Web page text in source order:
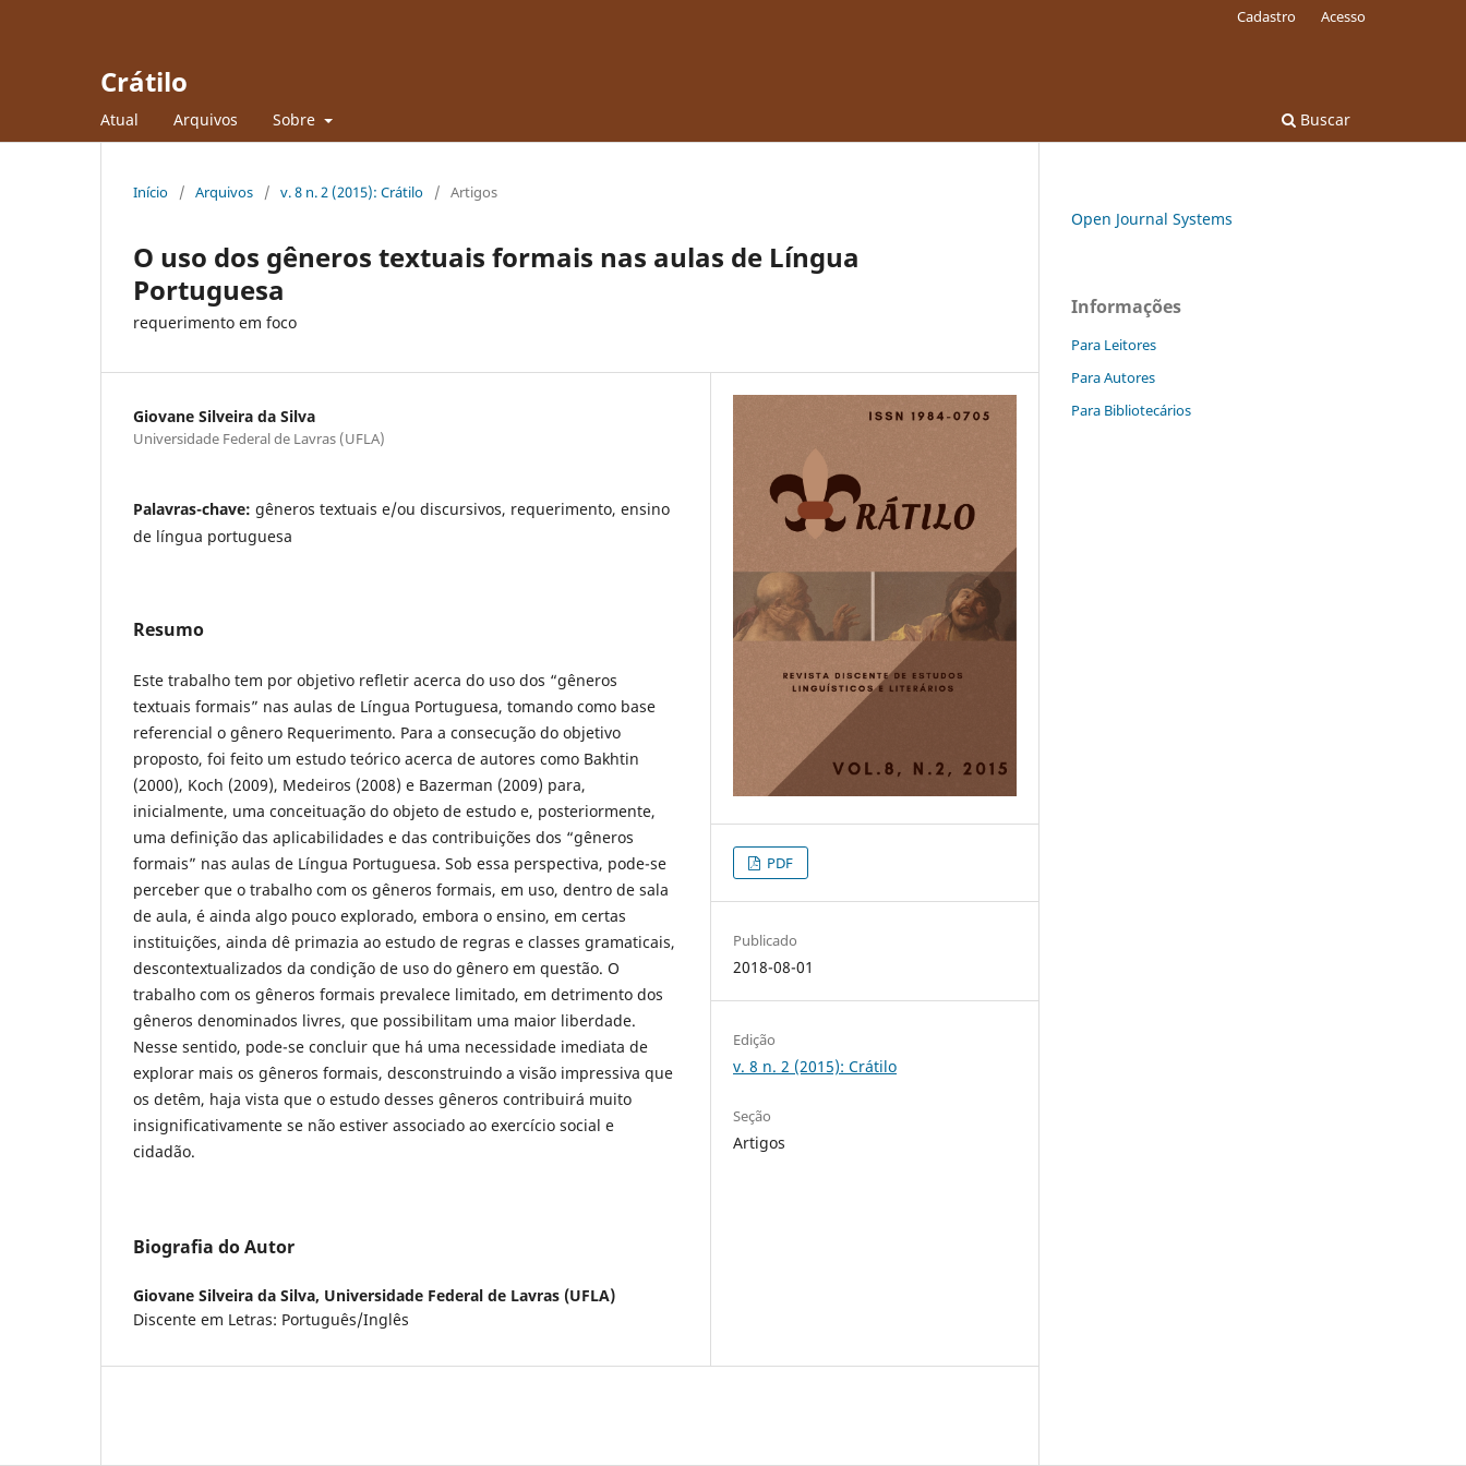
Crátilo
Atual Arquivos Sobre Buscar
Cadastro Acesso
Início / Arquivos / v. 8 n. 2 (2015): Crátilo / Artigos
O uso dos gêneros textuais formais nas aulas de Língua
Portuguesa
requerimento em foco
Giovane Silveira da Silva
Universidade Federal de Lavras (UFLA)
Palavras-chave: gêneros textuais e/ou discursivos, requerimento, ensino
de língua portuguesa
Resumo
Este trabalho tem por objetivo refletir acerca do uso dos “gêneros
textuais formais” nas aulas de Língua Portuguesa, tomando como base
referencial o gênero Requerimento. Para a consecução do objetivo
proposto, foi feito um estudo teórico acerca de autores como Bakhtin
(2000), Koch (2009), Medeiros (2008) e Bazerman (2009) para,
inicialmente, uma conceituação do objeto de estudo e, posteriormente,
uma definição das aplicabilidades e das contribuições dos “gêneros
formais” nas aulas de Língua Portuguesa. Sob essa perspectiva, pode-se
perceber que o trabalho com os gêneros formais, em uso, dentro de sala
de aula, é ainda algo pouco explorado, embora o ensino, em certas
instituições, ainda dê primazia ao estudo de regras e classes gramaticais,
descontextualizados da condição de uso do gênero em questão. O
trabalho com os gêneros formais prevalece limitado, em detrimento dos
gêneros denominados livres, que possibilitam uma maior liberdade.
Nesse sentido, pode-se concluir que há uma necessidade imediata de
explorar mais os gêneros formais, desconstruindo a visão impressiva que
os detêm, haja vista que o estudo desses gêneros contribuirá muito
insignificativamente se não estiver associado ao exercício social e
cidadão.
Biografia do Autor
Giovane Silveira da Silva, Universidade Federal de Lavras (UFLA)
Discente em Letras: Português/Inglês
PDF
Publicado
2018-08-01
Edição
v. 8 n. 2 (2015): Crátilo
Seção
Artigos
Open Journal Systems
Informações
Para Leitores
Para Autores
Para Bibliotecários